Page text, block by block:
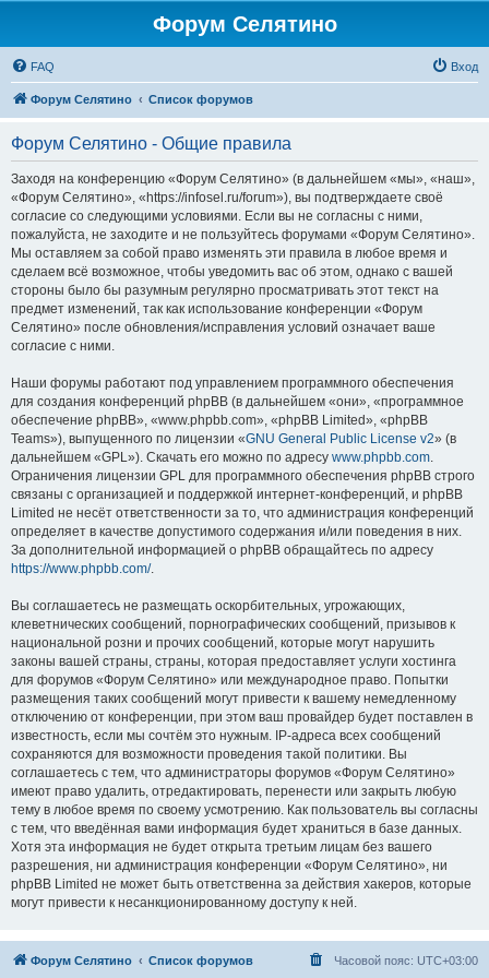
Форум Селятино
FAQ Вход
Форум Селятино Список форумов
Форум Селятино - Общие правила
Заходя на конференцию «Форум Селятино» (в дальнейшем «мы», «наш»,
«Форум Селятино», «https://infosel.ru/forum»), вы подтверждаете своё
согласие со следующими условиями. Если вы не согласны с ними,
пожалуйста, не заходите и не пользуйтесь форумами «Форум Селятино».
Мы оставляем за собой право изменять эти правила в любое время и
сделаем всё возможное, чтобы уведомить вас об этом, однако с вашей
стороны было бы разумным регулярно просматривать этот текст на
предмет изменений, так как использование конференции «Форум
Селятино» после обновления/исправления условий означает ваше
согласие с ними.
Наши форумы работают под управлением программного обеспечения
для создания конференций phpBB (в дальнейшем «они», «программное
обеспечение phpBB», «www.phpbb.com», «phpBB Limited», «phpBB
Teams»), выпущенного по лицензии «GNU General Public License v2» (в
дальнейшем «GPL»). Скачать его можно по адресу www.phpbb.com.
Ограничения лицензии GPL для программного обеспечения phpBB строго
связаны с организацией и поддержкой интернет-конференций, и phpBB
Limited не несёт ответственности за то, что администрация конференций
определяет в качестве допустимого содержания и/или поведения в них.
За дополнительной информацией о phpBB обращайтесь по адресу
https://www.phpbb.com/.
Вы соглашаетесь не размещать оскорбительных, угрожающих,
клеветнических сообщений, порнографических сообщений, призывов к
национальной розни и прочих сообщений, которые могут нарушить
законы вашей страны, страны, которая предоставляет услуги хостинга
для форумов «Форум Селятино» или международное право. Попытки
размещения таких сообщений могут привести к вашему немедленному
отключению от конференции, при этом ваш провайдер будет поставлен в
известность, если мы сочтём это нужным. IP-адреса всех сообщений
сохраняются для возможности проведения такой политики. Вы
соглашаетесь с тем, что администраторы форумов «Форум Селятино»
имеют право удалить, отредактировать, перенести или закрыть любую
тему в любое время по своему усмотрению. Как пользователь вы согласны
с тем, что введённая вами информация будет храниться в базе данных.
Хотя эта информация не будет открыта третьим лицам без вашего
разрешения, ни администрация конференции «Форум Селятино», ни
phpBB Limited не может быть ответственна за действия хакеров, которые
могут привести к несанкционированному доступу к ней.
Форум Селятино Список форумов Часовой пояс: UTC+03:00